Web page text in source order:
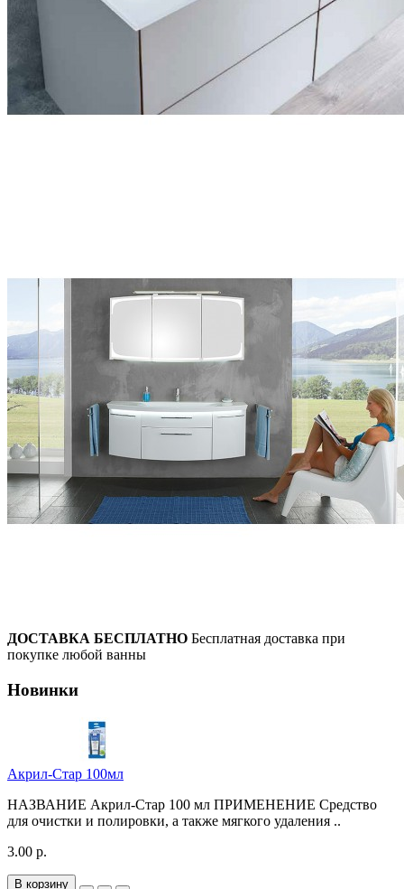
ДОСТАВКА БЕСПЛАТНО Бесплатная доставка при
покупке любой ванны
Новинки
Акрил-Стар 100мл
НАЗВАНИЕ Акрил-Стар 100 мл ПРИМЕНЕНИЕ Средство
для очистки и полировки, а также мягкого удаления ..
3.00 р.
В корзину